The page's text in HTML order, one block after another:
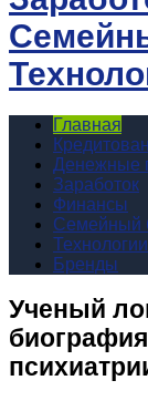
Главная
Денежные
Заработок
Финансы
Семейный
Технологии
Бренды
Ученый